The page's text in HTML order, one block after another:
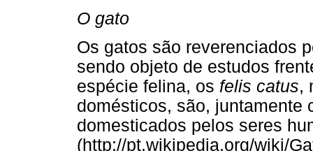
O gato
Os gatos são reverenciados
sendo objeto de estudos
espécie felina, os felis catus,
domésticos, são, juntamente
domesticados pelos seres
(http://pt.wikipedia.org/wiki/